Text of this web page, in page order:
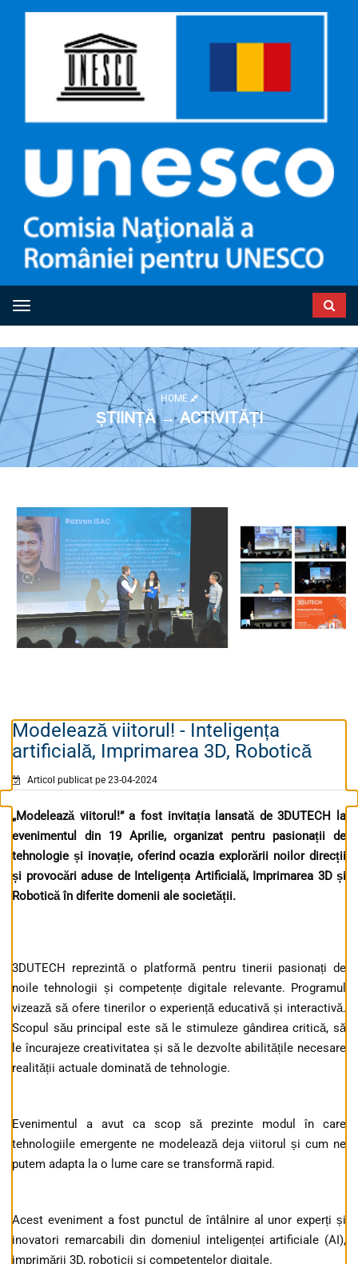
Toggle navigation
HOME
ȘTIINȚĂ → ACTIVITĂȚI
Modelează viitorul! - Inteligența
artificială, Imprimarea 3D, Robotică
Articol publicat pe 23-04-2024
„Modelează viitorul!” a fost invitația lansată de 3DUTECH la
evenimentul din 19 Aprilie, organizat pentru pasionații de
tehnologie și inovație, oferind ocazia explorării noilor direcții
și provocări aduse de Inteligența Artificială, Imprimarea 3D și
Robotică în diferite domenii ale societății.
3DUTECH reprezintă o platformă pentru tinerii pasionați de
noile tehnologii și competențe digitale relevante. Programul
vizează să ofere tinerilor o experiență educativă și interactivă.
Scopul său principal este să le stimuleze gândirea critică, să
le încurajeze creativitatea și să le dezvolte abilitățile necesare
realității actuale dominată de tehnologie.
Evenimentul a avut ca scop să prezinte modul în care
tehnologiile emergente ne modelează deja viitorul și cum ne
putem adapta la o lume care se transformă rapid.
Acest eveniment a fost punctul de întâlnire al unor experți și
inovatori remarcabili din domeniul inteligenței artificiale (AI),
imprimării 3D, roboticii și competențelor digitale.